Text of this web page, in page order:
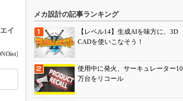
イ
]
メカ設計の記事ランキング
【レベル14】生成AIを味方に、3D
CADを使いこなそう！
使用中に発火、サーキュレーター10
万台をリコール